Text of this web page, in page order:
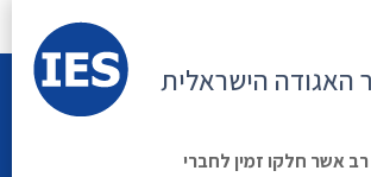
משולחן מפגשים קורס
מתקדם
האגודה הישראלית
אשר חלקו זמין לחברי